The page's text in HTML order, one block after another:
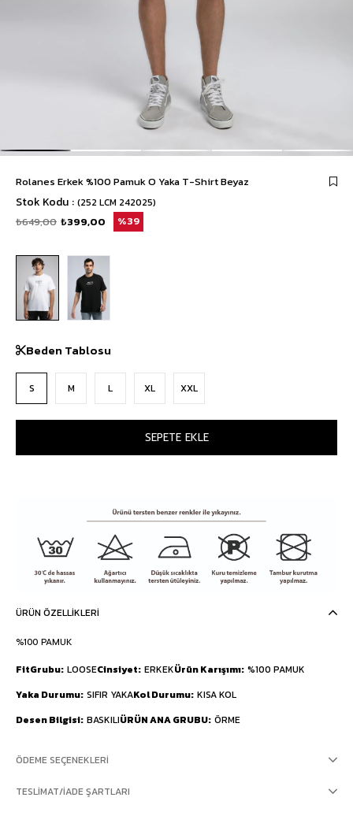
Rolanes Erkek %100 Pamuk O Yaka T-Shirt Beyaz
Stok Kodu (252 LCM 242025)
₺649,00 ₺399,00 39
Beden Tablosu
S M L XL XXL
ÜRÜN ÖZELLIKLERI
%100 PAMUK
FitGrubu LOOSECinsiyet ERKEKÜrün Karışımı %100 PAMUK
Yaka Durumu SIFIR YAKAKol Durumu KISA KOL
Desen Bilgisi BASKILIÜRÜN ANA GRUBU ÖRME
ÖDEME SEÇENEKLERI
TESLIMAT/İADE ŞARTLARI